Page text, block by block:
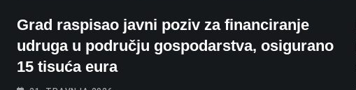
Grad raspisao javni poziv za financiranje
udruga u području gospodarstva, osigurano
15 tisuća eura